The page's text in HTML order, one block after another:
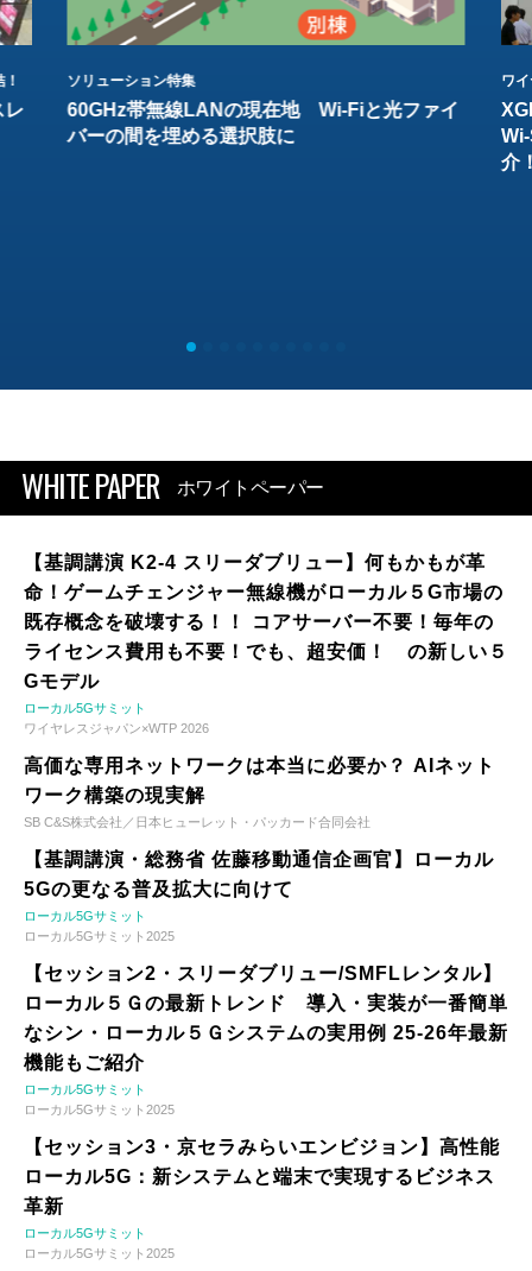
レ
ソリューション特集
60GHz帯無線LANの現在地 Wi-Fiと光ファイ
バーの間を埋める選択肢に
ワ
介
WHITE PAPER ホワイトペーパー
【基調講演 K2-4 スリーダブリュー】何もかもが革
命！ゲームチェンジャー無線機がローカル５G市場の
既存概念を破壊する！！ コアサーバー不要！毎年の
ライセンス費用も不要！でも、超安価！ の新しい５
Gモデル
ローカル5Gサミット
ワイヤレスジャパン×WTP 2026
高価な専用ネットワークは本当に必要か？ AIネット
ワーク構築の現実解
SB C&S株式会社／日本ヒューレット・パッカード合同会社
【基調講演・総務省 佐藤移動通信企画官】ローカル
5Gの更なる普及拡大に向けて
ローカル5Gサミット
ローカル5Gサミット2025
【セッション2・スリーダブリュー/SMFLレンタル】
ローカル５Ｇの最新トレンド 導入・実装が一番簡単
なシン・ローカル５Ｇシステムの実用例 25-26年最新
機能もご紹介
ローカル5Gサミット
ローカル5Gサミット2025
【セッション3・京セラみらいエンビジョン】高性能
ローカル5G：新システムと端末で実現するビジネス
革新
ローカル5Gサミット
ローカル5Gサミット2025